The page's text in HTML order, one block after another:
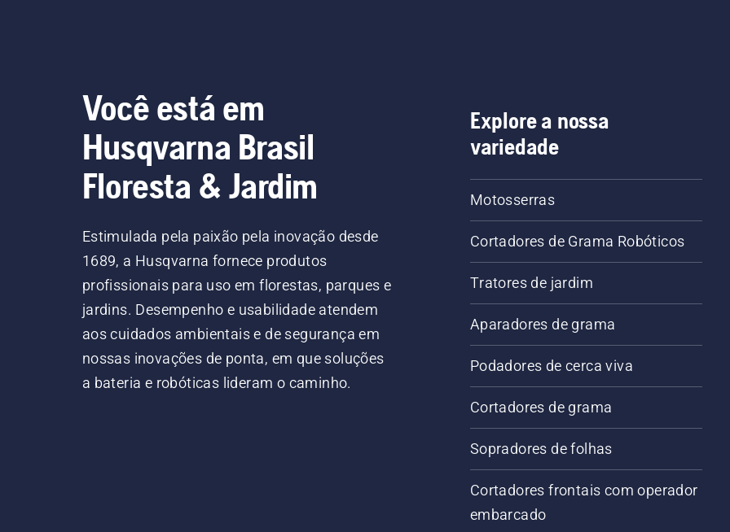
Você está em
Husqvarna Brasil
Floresta & Jardim
Estimulada pela paixão pela inovação desde
1689, a Husqvarna fornece produtos
profissionais para uso em florestas, parques e
jardins. Desempenho e usabilidade atendem
aos cuidados ambientais e de segurança em
nossas inovações de ponta, em que soluções
a bateria e robóticas lideram o caminho.
Explore a nossa
variedade
Motosserras
Cortadores de Grama Robóticos
Tratores de jardim
Aparadores de grama
Podadores de cerca viva
Cortadores de grama
Sopradores de folhas
Cortadores frontais com operador
embarcado